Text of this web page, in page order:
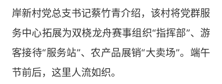
岸新村党总支书记蔡竹青介绍，该村将党群服
务中心拓展为双桡龙舟赛事组织“指挥部”、游
客接待“服务站”、农产品展销“大卖场”。端午
节前后，这里人流如织。